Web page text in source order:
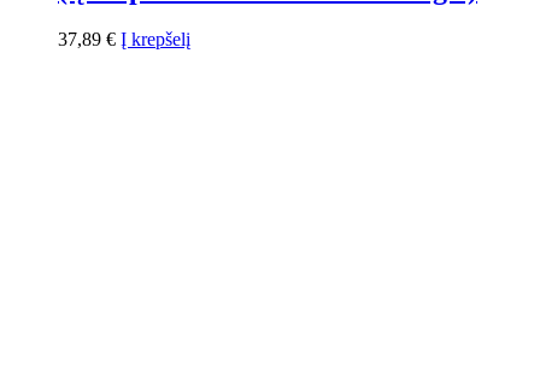
37,89 € Į krepšelį